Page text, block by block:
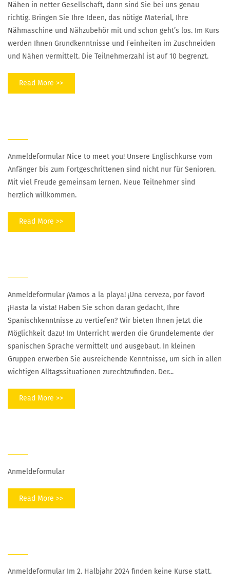
Nähen in netter Gesellschaft, dann sind Sie bei uns genau
richtig. Bringen Sie Ihre Ideen, das nötige Material, Ihre
Nähmaschine und Nähzubehör mit und schon geht’s los. Im Kurs
werden Ihnen Grundkenntnisse und Feinheiten im Zuschneiden
und Nähen vermittelt. Die Teilnehmerzahl ist auf 10 begrenzt.
Read More >>
Anmeldeformular Nice to meet you! Unsere Englischkurse vom
Anfänger bis zum Fortgeschrittenen sind nicht nur für Senioren.
Mit viel Freude gemeinsam lernen. Neue Teilnehmer sind
herzlich willkommen.
Read More >>
Anmeldeformular ¡Vamos a la playa! ¡Una cerveza, por favor!
¡Hasta la vista! Haben Sie schon daran gedacht, Ihre
Spanischkenntnisse zu vertiefen? Wir bieten Ihnen jetzt die
Möglichkeit dazu! Im Unterricht werden die Grundelemente der
spanischen Sprache vermittelt und ausgebaut. In kleinen
Gruppen erwerben Sie ausreichende Kenntnisse, um sich in allen
wichtigen Alltagssituationen zurechtzufinden. Der...
Read More >>
Anmeldeformular
Read More >>
Anmeldeformular Im 2. Halbjahr 2024 finden keine Kurse statt.